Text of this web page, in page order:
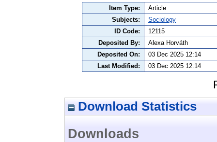
Item Type:
Article
Subjects:
Sociology
ID Code:
12115
Deposited By:
Alexa Horváth
Deposited On:
03 Dec 2025 12:14
Last Modified:
03 Dec 2025 12:14
Download Statistics
Downloads